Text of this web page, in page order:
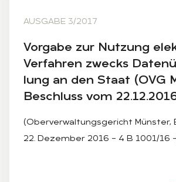
AUSGABE 3/2017
Vor­ga­be zur Nut­zung
Ver­fah­ren zwecks
lung an den Staat (OVG
Be­schluss vom
(Oberverwaltungsgericht Münster,
22. Dezember 2016 – 4 B 1001/16